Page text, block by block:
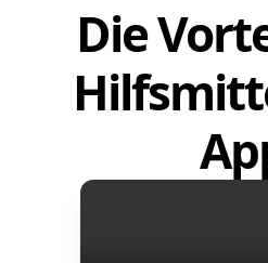
Die